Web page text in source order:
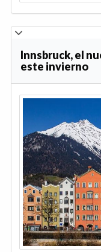
Innsbruck, el
este invierno